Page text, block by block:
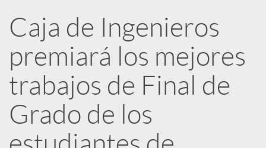
e
d
e
Caja de Ingenieros
premiará los mejores
trabajos de Final de
Grado de los